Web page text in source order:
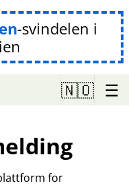
-svindelen i
🇳🇴 ☰
for